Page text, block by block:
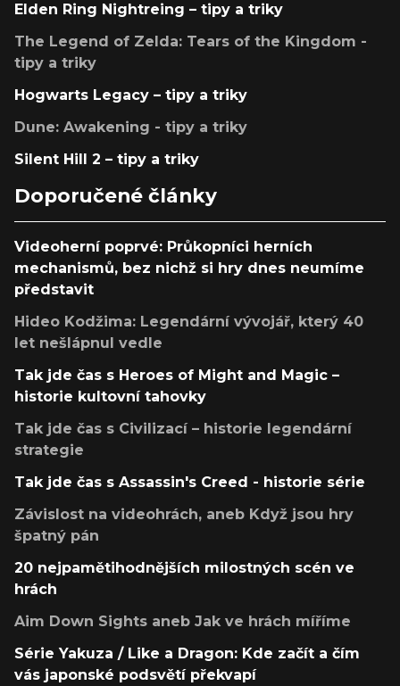
Elden Ring Nightreing – tipy a triky
The Legend of Zelda: Tears of the Kingdom -
tipy a triky
Hogwarts Legacy – tipy a triky
Dune: Awakening - tipy a triky
Silent Hill 2 – tipy a triky
Doporučené články
Videoherní poprvé: Průkopníci herních
mechanismů, bez nichž si hry dnes neumíme
představit
Hideo Kodžima: Legendární vývojář, který 40
let nešlápnul vedle
Tak jde čas s Heroes of Might and Magic –
historie kultovní tahovky
Tak jde čas s Civilizací – historie legendární
strategie
Tak jde čas s Assassin's Creed - historie série
Závislost na videohrách, aneb Když jsou hry
špatný pán
20 nejpamětihodnějších milostných scén ve
hrách
Aim Down Sights aneb Jak ve hrách míříme
Série Yakuza / Like a Dragon: Kde začít a čím
vás japonské podsvětí překvapí